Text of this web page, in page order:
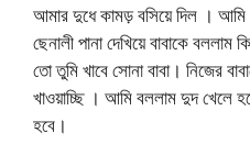
আমার দুধে কামড় বসিয়ে দিল ।
ছেনালী পানা দেখিয়ে বাবাকে
তো তুমি খাবে সোনা বাবা। নিজের
খাওয়াচ্ছি । আমি বললাম দুদ খেলে
হবে।